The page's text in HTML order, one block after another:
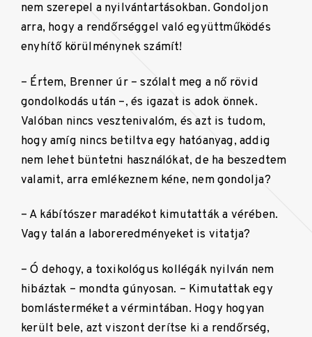
nem szerepel a nyilvántartásokban. Gondoljon
arra, hogy a rendőrséggel való együttműködés
enyhítő körülménynek számít!
– Értem, Brenner úr – szólalt meg a nő rövid
gondolkodás után –, és igazat is adok önnek.
Valóban nincs vesztenivalóm, és azt is tudom,
hogy amíg nincs betiltva egy hatóanyag, addig
nem lehet büntetni használókat, de ha beszedtem
valamit, arra emlékeznem kéne, nem gondolja?
– A kábítószer maradékot kimutatták a vérében.
Vagy talán a laboreredményeket is vitatja?
– Ó dehogy, a toxikológus kollégák nyilván nem
hibáztak – mondta gúnyosan. – Kimutattak egy
bomlásterméket a vérmintában. Hogy hogyan
került bele, azt viszont derítse ki a rendőrség,